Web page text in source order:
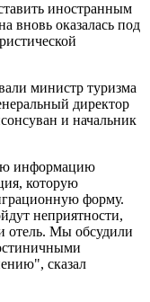
иностранным
вновь оказалась под
министр туризма
директор
и начальник
информацию
которую
форму.
неприятности,
отель. Мы обсудили
сказал